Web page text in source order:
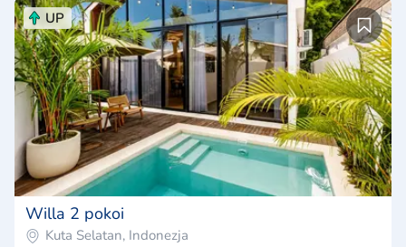
UP
Willa 2 pokoi
Kuta Selatan, Indonezja